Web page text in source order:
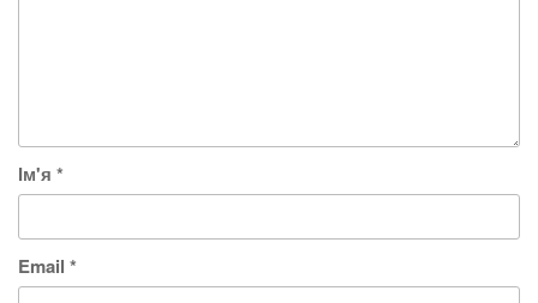
Ім'я *
Email *